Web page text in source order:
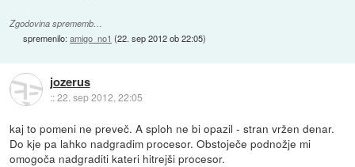
Zgodovina sprememb…
spremenilo:amigo_no1 (22. sep 2012 ob 22:05)
jozerus
::22. sep 2012, 22:05
kaj to pomeni ne preveč. A sploh ne bi opazil - stran vržen denar.
Do kje pa lahko nadgradim procesor. Obstoječe podnožje mi
omogoča nadgraditi kateri hitrejši procesor.